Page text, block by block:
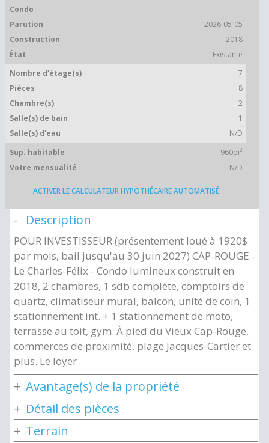
Condo
Parution
2026-05-05
Construction
2018
État
Existante
Nombre d'étage(s)
7
Pièces
8
Chambre(s)
2
Salle(s) de bain
1
Salle(s) d'eau
N/D
Sup. habitable
960pi2
Votre mensualité N/D
ACTIVER LE CALCULATEUR HYPOTHÉCAIRE AUTOMATISÉ
Description
POUR INVESTISSEUR (présentement loué à 1920$
par mois, bail jusqu'au 30 juin 2027) CAP-ROUGE -
Le Charles-Félix - Condo lumineux construit en
2018, 2 chambres, 1 sdb complète, comptoirs de
quartz, climatiseur mural, balcon, unité de coin, 1
stationnement int. + 1 stationnement de moto,
terrasse au toit, gym. À pied du Vieux Cap-Rouge,
commerces de proximité, plage Jacques-Cartier et
plus. Le loyer
Avantage(s) de la propriété
Détail des pièces
Terrain